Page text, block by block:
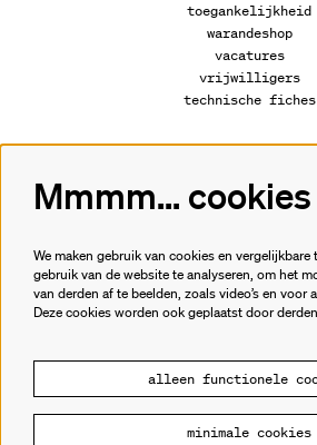
toegankelijkheid
warandeshop
vacatures
vrijwilligers
technische fiches
Volg ons
Meld je aan voor de
Mmmm... cookies
We maken gebruik van cookies en
gebruik van de website te analyseren, om het
van derden af te beelden, zoals video’s en voor
Deze cookies worden ook geplaatst door
alleen functionele
minimale cookies